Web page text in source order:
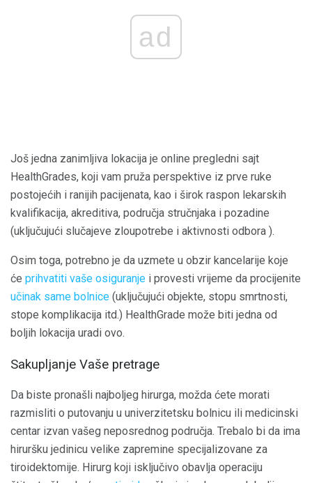
ad
Još jedna zanimljiva lokacija je online pregledni sajt
HealthGrades, koji vam pruža perspektive iz prve ruke
postojećih i ranijih pacijenata, kao i širok raspon lekarskih
kvalifikacija, akreditiva, područja stručnjaka i pozadine
(uključujući slučajeve zloupotrebe i aktivnosti odbora ).
Osim toga, potrebno je da uzmete u obzir kancelarije koje
će prihvatiti vaše osiguranje i provesti vrijeme da procijenite
učinak same bolnice (uključujući objekte, stopu smrtnosti,
stope komplikacija itd.) HealthGrade može biti jedna od
boljih lokacija uradi ovo.
Sakupljanje Vaše pretrage
Da biste pronašli najboljeg hirurga, možda ćete morati
razmisliti o putovanju u univerzitetsku bolnicu ili medicinski
centar izvan vašeg neposrednog područja. Trebalo bi da ima
hiruršku jedinicu velike zapremine specijalizovane za
tiroidektomije. Hirurg koji isključivo obavlja operaciju